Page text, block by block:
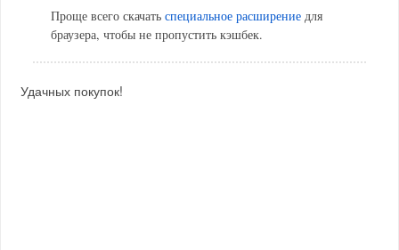
Проще всего скачатьспециальное расширение для
браузера, чтобы не пропустить кэшбек.
Удачных покупок!